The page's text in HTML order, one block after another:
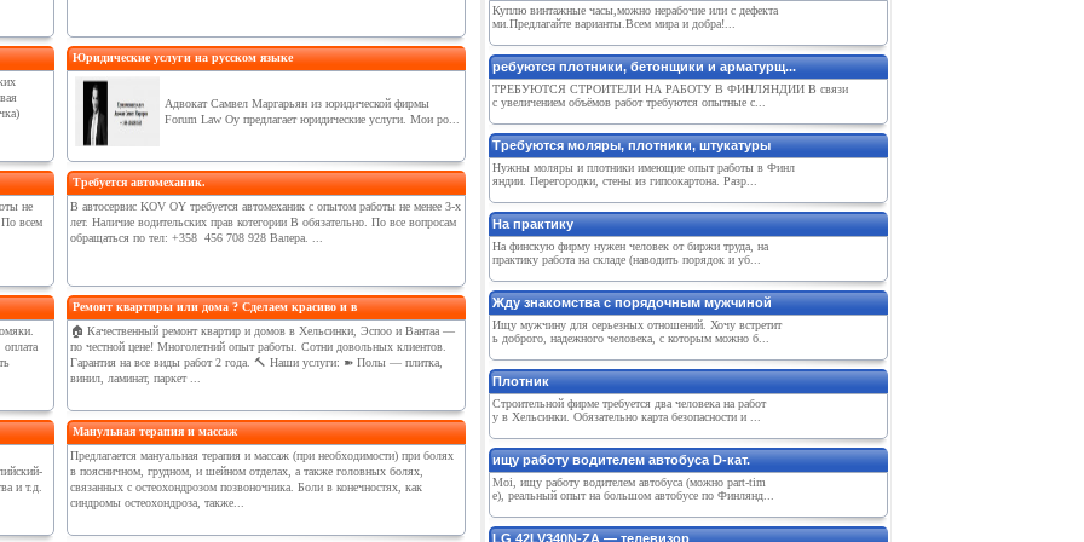
не
По всем
и т.д.
Юридические услуги на русском языке
Адвокат Самвел Маргарьян из юридической фирмы
Forum Law Oy предлагает юридические услуги. Мои ро...
Требуется автомеханик.
В автосервис KOV OY требуется автомеханик с опытом работы не менее 3-х
лет. Наличие водительских прав котегории В обязательно. По все вопросам
обращаться по тел: +358 456 708 928 Валера. ...
Ремонт квартиры или дома ? Сделаем красиво и в
🏠 Качественный ремонт квартир и домов в Хельсинки, Эспоо и Вантаа —
по честной цене! Многолетний опыт работы. Сотни довольных клиентов.
Гарантия на все виды работ 2 года. 🔨 Наши услуги: ➽ Полы — плитка,
винил, ламинат, паркет ...
Манульная терапия и массаж
Предлагается мануальная терапия и массаж (при необходимости) при болях
в поясничном, грудном, и шейном отделах, а также головных болях,
связанных с остеохондрозом позвоночника. Боли в конечностях, как
синдромы остеохондроза, также...
Куплю винтажные часы,можно нерабочие или с дефекта
ми.Предлагайте варианты.Всем мира и добра!...
ребуются плотники, бетонщики и арматурщ...
ТРЕБУЮТСЯ СТРОИТЕЛИ НА РАБОТУ В ФИНЛЯНДИИ В связи
с увеличением объёмов работ требуются опытные с...
Требуются моляры, плотники, штукатуры
Нужны моляры и плотники имеющие опыт работы в Финл
яндии. Перегородки, стены из гипсокартона. Разр...
На практику
На финскую фирму нужен человек от биржи труда, на
практику работа на складе (наводить порядок и уб...
Жду знакомства с порядочным мужчиной
Ищу мужчину для серьезных отношений. Хочу встретит
ь доброго, надежного человека, с которым можно б...
Плотник
Строительной фирме требуется два человека на работ
у в Хельсинки. Обязательно карта безопасности и ...
ищу работу водителем автобуса D-кат.
Moi, ищу работу водителем автобуса (можно part-tim
e), реальный опыт на большом автобусе по Финлянд...
LG 42LV340N-ZA — телевизор